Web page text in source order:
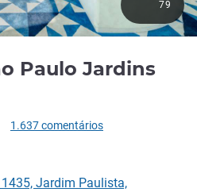
Paulo Jardins
ALL)
1.637 comentários
79
Jardim Paulista,